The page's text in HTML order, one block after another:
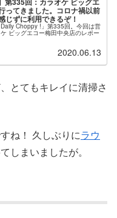
ってきました。コロナ禍以前
じずに利用できるぞ！
Choppy !」第335回。今回は営
ビッグエコー梅田中央店のレポー
2020.06.13
とてもキレイに清掃さ
ね！ 久しぶりにラウ
しまいましたが。